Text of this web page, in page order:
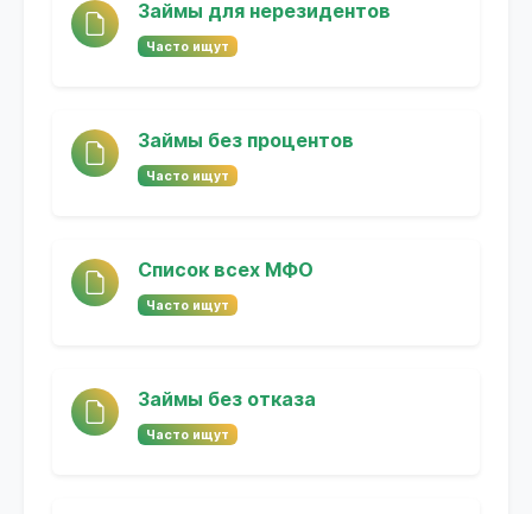
Займы для нерезидентов
Часто ищут
Займы без процентов
Часто ищут
Список всех МФО
Часто ищут
Займы без отказа
Часто ищут